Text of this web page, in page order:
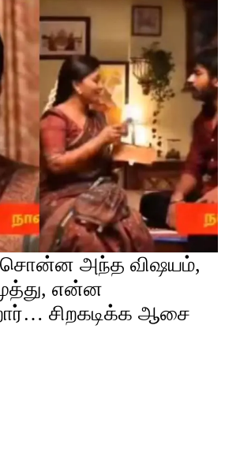
அந்த விஷயம்,
என்ன
சிறகடிக்க ஆசை